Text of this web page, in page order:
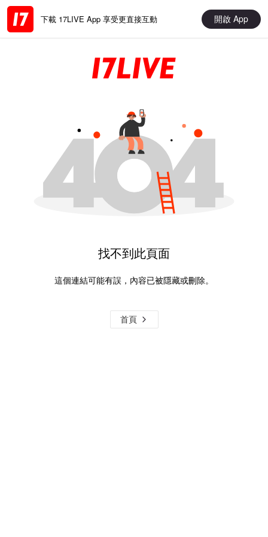
下載 17LIVE App 享受更直接互動 開啟 App
找不到此頁面
這個連結可能有誤，內容已被隱藏或刪除。
首頁